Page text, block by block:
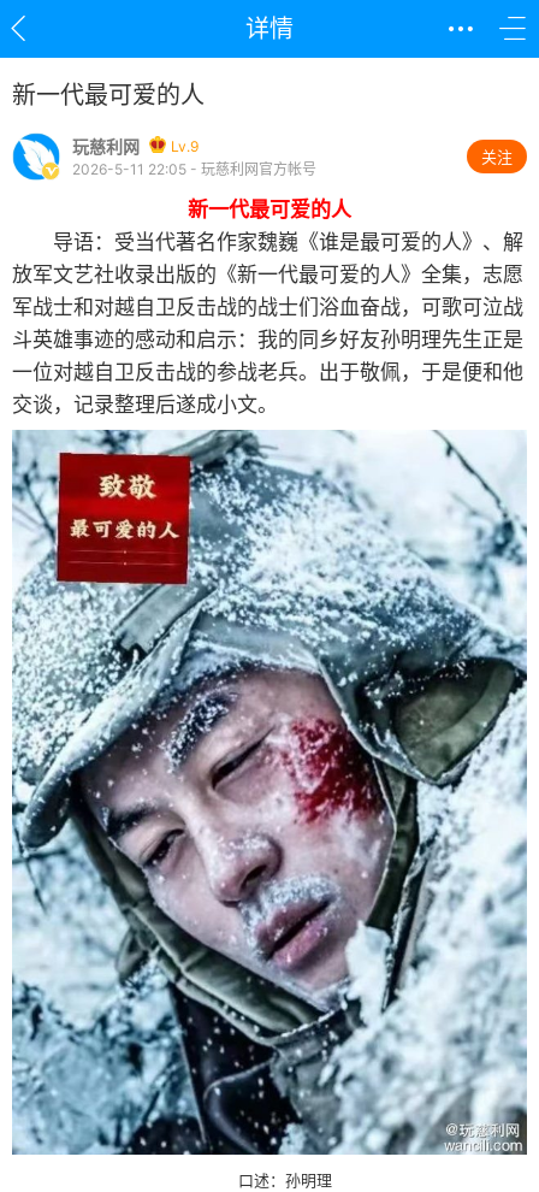
详情
新一代最可爱的人
玩慈利网
Lv.9
2026-5-11 22:05 - 玩慈利网官方帐号
关注
新一代最可爱的人
导语：受当代著名作家魏巍《谁是最可爱的人》、解
放军文艺社收录出版的《新一代最可爱的人》全集，志愿
军战士和对越自卫反击战的战士们浴血奋战，可歌可泣战
斗英雄事迹的感动和启示：我的同乡好友孙明理先生正是
一位对越自卫反击战的参战老兵。出于敬佩，于是便和他
交谈，记录整理后遂成小文。
口述：孙明理